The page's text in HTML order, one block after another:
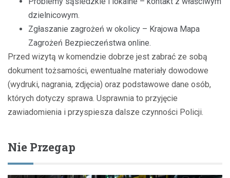
dzielnicowym.
Zgłaszanie zagrożeń w okolicy – Krajowa Mapa
Zagrożeń Bezpieczeństwa online.
Przed wizytą w komendzie dobrze jest zabrać ze sobą
dokument tożsamości, ewentualne materiały dowodowe
(wydruki, nagrania, zdjęcia) oraz podstawowe dane osób,
których dotyczy sprawa. Usprawnia to przyjęcie
zawiadomienia i przyspiesza dalsze czynności Policji.
Nie Przegap